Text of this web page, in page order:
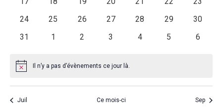
0
24
0
25
0
26
0
27
0
28
0
29
0
30
0
31
0
1
0
2
0
3
0
4
0
5
0
6
Notice Il n’y a pas d’évènements ce jour là.
Juil Ce mois-ci Sep